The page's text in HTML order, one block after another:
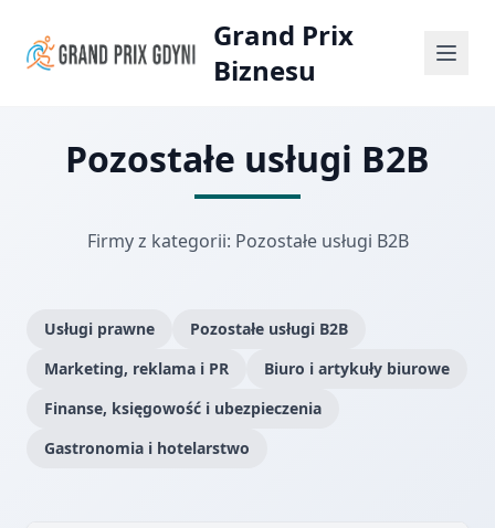
Grand Prix
Biznesu
Pozostałe usługi B2B
Firmy z kategorii: Pozostałe usługi B2B
Usługi prawne
Pozostałe usługi B2B
Marketing, reklama i PR
Biuro i artykuły biurowe
Finanse, księgowość i ubezpieczenia
Gastronomia i hotelarstwo